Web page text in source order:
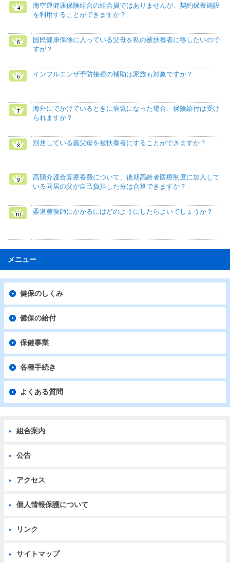
海空運健康保険組合の組合員ではありませんが、契約保養施設
を利用することができますか？
国民健康保険に入っている父母を私の被扶養者に移したいので
すが？
インフルエンザ予防接種の補助は家族も対象ですか？
海外にでかけているときに病気になった場合、保険給付は受け
られますか？
別居している義父母を被扶養者にすることができますか？
高額介護合算療養費について、後期高齢者医療制度に加入して
いる同居の父が自己負担した分は合算できますか？
柔道整復師にかかるにはどのようにしたらよいでしょうか？
メニュー
健保のしくみ
健保の給付
保健事業
各種手続き
よくある質問
組合案内
公告
アクセス
個人情報保護について
リンク
サイトマップ